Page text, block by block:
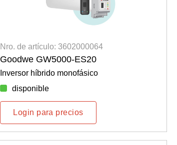
Nro. de artículo: 3602000064
Goodwe GW5000-ES20
Inversor híbrido monofásico
disponible
Login para precios